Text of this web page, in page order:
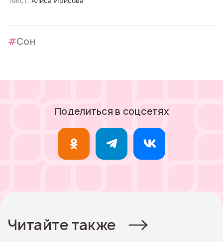
Сон
Поделиться в соцсетях
Читайте также